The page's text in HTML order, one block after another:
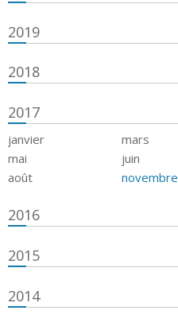
2019
2018
2017
janvier mars
mai
juin
août
novembre
2016
2015
2014